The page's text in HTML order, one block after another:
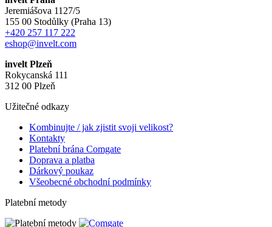
Jeremiášova 1127/5
155 00 Stodůlky (Praha 13)
+420 257 117 222
eshop@invelt.com
invelt Plzeň
Rokycanská 111
312 00 Plzeň
Užitečné odkazy
Kombinujte / jak zjistit svoji velikost?
Kontakty
Platební brána Comgate
Doprava a platba
Dárkový poukaz
Všeobecné obchodní podmínky
Platební metody